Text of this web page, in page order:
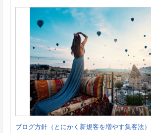
ブログ方針（とにかく新規客を増やす集客法）